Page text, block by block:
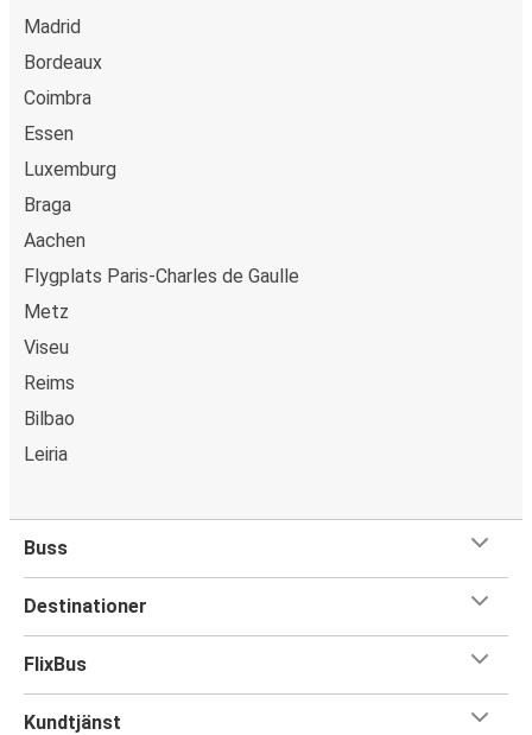
Madrid
Bordeaux
Coimbra
Essen
Luxemburg
Braga
Aachen
Flygplats Paris-Charles de Gaulle
Metz
Viseu
Reims
Bilbao
Leiria
Buss
Destinationer
FlixBus
Kundtjänst